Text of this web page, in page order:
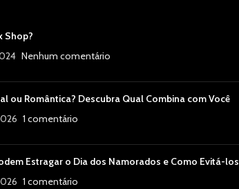
Shop?
Nenhum comentário
ou Romântica? Descubra Qual Combina com Você
1 comentário
Estragar o Dia dos Namorados e Como Evitá-los
1 comentário